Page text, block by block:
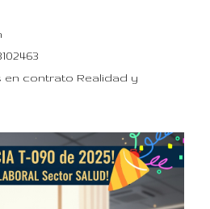
en contrato Realidad y